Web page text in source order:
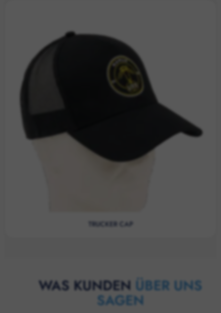
TRUCKER CAP
WAS KUNDEN ÜBER UNS
SAGEN